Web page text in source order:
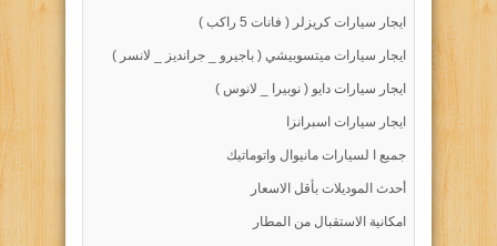
ايجار سيارات كريزلر ( فانات 5 راكب )
ايجار سيارات ميتسوبيشي ( باجيرو _ جرانديز _ لانسر )
ايجار سيارات دايو ( نوبيرا _ لانوس )
ايجار سيارات اسبرانزا
جميع ا لسيارات مانيوال واتوماتيك
أحدث الموديلات بأقل الاسعار
امكانية الاستقبال من المطار